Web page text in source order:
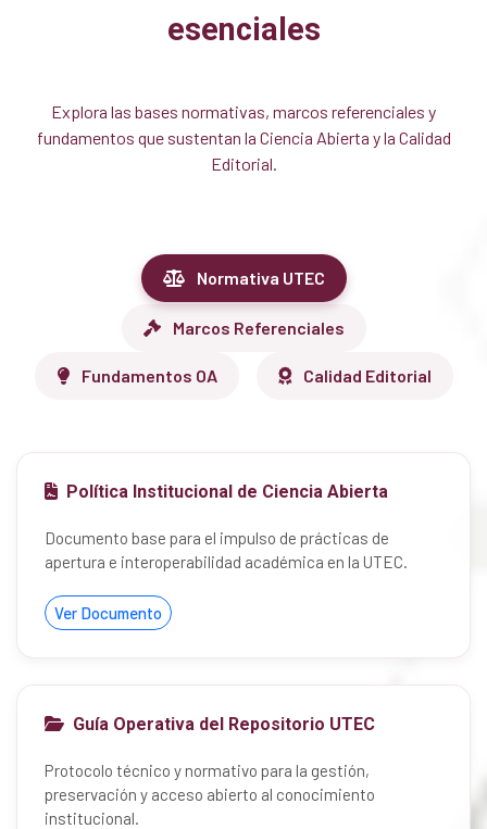
esenciales
Explora las bases normativas, marcos referenciales y
fundamentos que sustentan la Ciencia Abierta y la Calidad
Editorial.
Normativa UTEC
Marcos Referenciales
Fundamentos OA Calidad Editorial
Política Institucional de Ciencia Abierta
Documento base para el impulso de prácticas de
apertura e interoperabilidad académica en la UTEC.
Ver Documento
Guía Operativa del Repositorio UTEC
Protocolo técnico y normativo para la gestión,
preservación y acceso abierto al conocimiento
institucional.